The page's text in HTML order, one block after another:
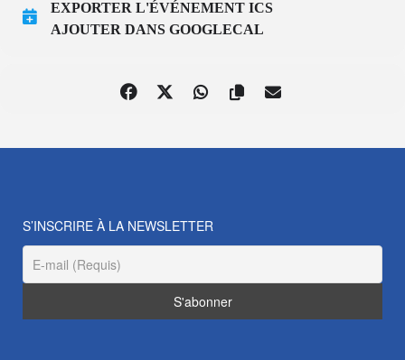
EXPORTER L'ÉVÉNEMENT ICS
AJOUTER DANS GOOGLECAL
S’INSCRIRE À LA NEWSLETTER